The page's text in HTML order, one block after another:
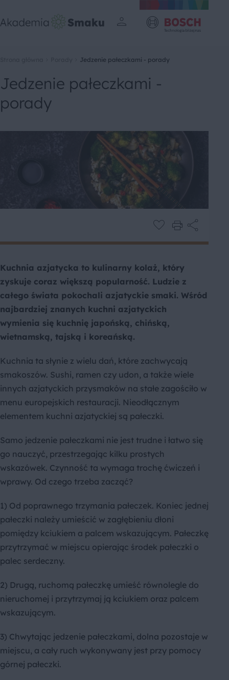
Jedzenie pałeczkami - porady
Jedzenie pałeczkami -
porady
Kuchnia azjatycka to kulinarny kolaż, który
zyskuje coraz większą popularność. Ludzie z
całego świata pokochali azjatyckie smaki. Wśród
najbardziej znanych kuchni azjatyckich
wymienia się kuchnię japońską, chińską,
wietnamską, tajską i koreańską.
Kuchnia ta słynie z wielu dań, które zachwycają
smakoszów. Sushi, ramen czy udon, a także wiele
innych azjatyckich przysmaków na stałe zagościło w
menu europejskich restauracji. Nieodłącznym
elementem kuchni azjatyckiej są pałeczki.
Samo jedzenie pałeczkami nie jest trudne i łatwo się
go nauczyć, przestrzegając kilku prostych
wskazówek. Czynność ta wymaga trochę ćwiczeń i
wprawy. Od czego trzeba zacząć?
1) Od poprawnego trzymania pałeczek. Koniec jednej
pałeczki należy umieścić w zagłębieniu dłoni
pomiędzy kciukiem a palcem wskazującym. Pałeczkę
przytrzymać w miejscu opierając środek pałeczki o
palec serdeczny.
2) Drugą, ruchomą pałeczkę umieść równolegle do
nieruchomej i przytrzymaj ją kciukiem oraz palcem
wskazującym.
3) Chwytając jedzenie pałeczkami, dolna pozostaje w
miejscu, a cały ruch wykonywany jest przy pomocy
górnej pałeczki.